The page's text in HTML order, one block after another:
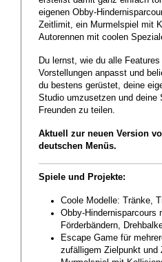
eigenen Obby-
Zeitlimit, ein Murmelspiel mit
Autorennen mit coolen
Du lernst, wie du alle
Vorstellungen anpasst und
du bestens gerüstet, deine
Studio umzusetzen und deine
Freunden zu teilen.
Aktuell zur neuen Version
deutschen Menüs.
Spiele und Projekte:
Coole Modelle: Tränke,
Obby-Hindernisparcours
Förderbändern,
Escape Game für
zufälligem Zielpunkt und